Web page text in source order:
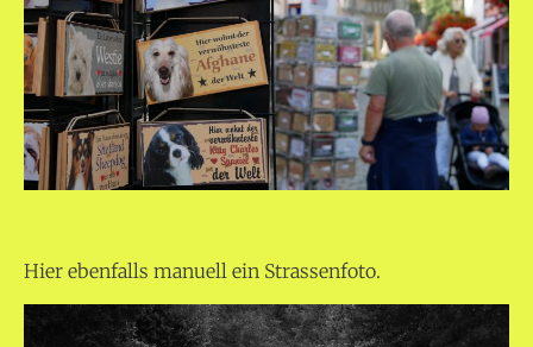
Hier ebenfalls manuell ein Strassenfoto.